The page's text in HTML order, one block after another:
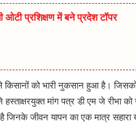
ओटी प्रशिक्षण में बने प्रदेश टॉपर
किसानों को भारी नुकसान हुआ है।
मांग पत्र डी एम जे रीभा को
है जिनके जीवन यापन का एक मात्र